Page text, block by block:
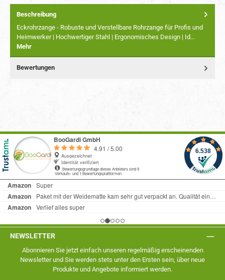
Beschreibung
Eckrohrzange - Robuste und Verstellbare Rohrzange für Profis und
Heimwerker | Hochwertiger Stahl | Ergonomisches Design | Id…
Mehr
Bewertungen
NEWSLETTER
Abonnieren Sie jetzt einfach unseren regelmäßig erscheinenden
Newsletter und Sie werden stets unter den Ersten sein, über neue
Produkte und Angebote informiert werden.